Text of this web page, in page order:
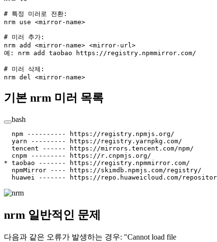
# 특정 미러로 전환:
nrm use <mirror-name>
# 미러 추가:
nrm add <mirror-name> <mirror-url >
예:
nrm add taobao https://registry.npmmirror.com/
# 미러 삭제:
nrm del <mirror-name>
기본 nrm 미러 목록
bash
  npm
----------
https://registry.npmjs.org/
  yarn
---------
https://registry.yarnpkg.com/
  tencent
------
https://mirrors.tencent.com/npm/
  cnpm
---------
https://r.cnpmjs.org/
* taobao ------- https://registry.npmmirror.com/
  npmMirror
----
https://skimdb.npmjs.com/registry/
  huawei
------- https://repo.huaweicloud.com/
nrm 일반적인 문제
다음과 같은 오류가 발생하는 경우: "Cannot load file